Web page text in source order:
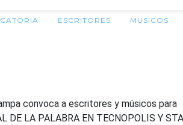
ESCRITORES MUSICOS
convoca a escritores y músicos para
DE LA PALABRA EN TECNOPOLIS Y